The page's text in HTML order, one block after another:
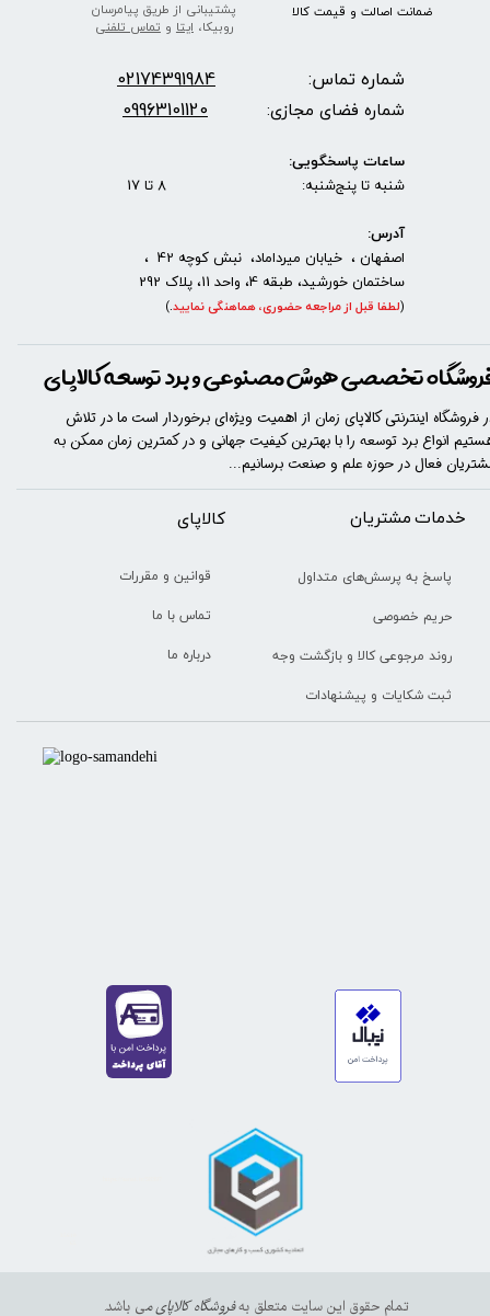
تمام حقوق این سایت متعلق بهفروشگاه کالاپای می باشد.
پشتیبانی از طریق پیامرسان
روبیکا،ایتا وتماس تلفنی
ضمانت اصالت و قیمت​​​​​​​ کالا ​​​​​​​
خدمات مشتریان
پاسخ به پرسش‌های متداول
حریم خصوصی
روند مرجوعی کالا و بازگشت وجه
ثبت شکایات و پیشنهادات
​​کالاپای
قوانین و مقررات
تماس با ما
درباره ما
تخصصی هوش مصنوعی و برد توسعه کالاپای
فروشگاه اینترنتی کالاپای زمان از اهمیت ویژه‌ای برخوردار است ما در تلاش
انواع برد توسعه را با​​​ بهترین کیفیت جهانی و در کمترین زمان ممکن به
فعال در حوزه علم و صنعت برسانیم...
شماره تماس: 02174391984
شماره فضای مجازی: 09963101120
ساعات پاسخگویی:
شنبه تا پنج‌شنبه: 8 تا 17
آدرس:
اصفهان ، خیابان میرداماد، نبش کوچه 42 ،
ساختمان خورشید، طبقه 4، واحد 11، پلاک 292
(لطفا قبل از مراجعه حضوری، هماهنگی نمایید.
)